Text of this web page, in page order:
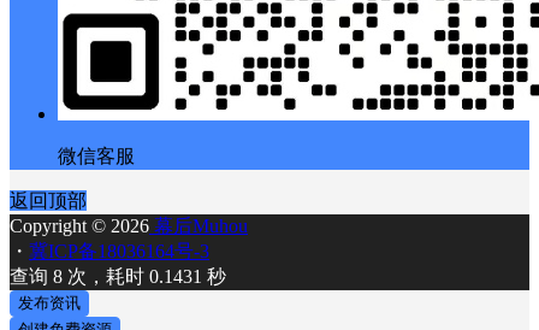
微信客服
返回顶部
Copyright © 2026 幕后Muhou
・ 冀ICP备18036164号-3
查询 8 次，耗时 0.1431 秒
发布资讯